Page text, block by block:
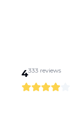
4333 reviews